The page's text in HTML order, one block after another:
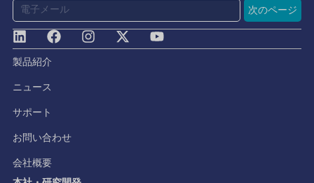
次のページ
製品紹介
ニュース
サポート
お問い合わせ
会社概要